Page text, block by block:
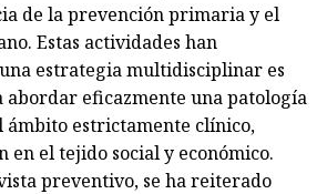
de la prevención primaria y el
Estas actividades han
estrategia multidisciplinar es
abordar eficazmente una patología
ámbito estrictamente clínico,
el tejido social y económico.
preventivo, se ha reiterado